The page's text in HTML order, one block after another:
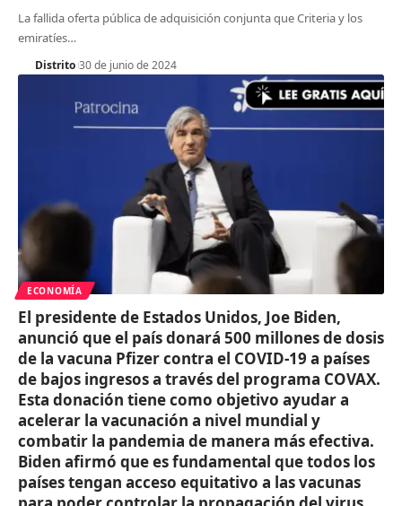
La fallida oferta pública de adquisición conjunta que Criteria y los
emiratíes…
Distrito 30 de junio de 2024
ECONOMÍA
El presidente de Estados Unidos, Joe Biden,
anunció que el país donará 500 millones de dosis
de la vacuna Pfizer contra el COVID-19 a países
de bajos ingresos a través del programa COVAX.
Esta donación tiene como objetivo ayudar a
acelerar la vacunación a nivel mundial y
combatir la pandemia de manera más efectiva.
Biden afirmó que es fundamental que todos los
países tengan acceso equitativo a las vacunas